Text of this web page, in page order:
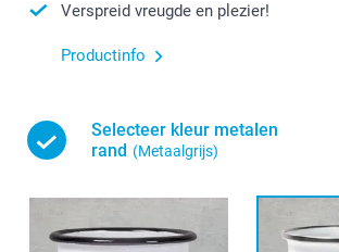
Verspreid vreugde en plezier!
Productinfo
Selecteer kleur metalen
rand (Metaalgrijs)